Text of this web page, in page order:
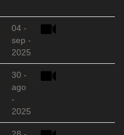
04 -
sep -
2025
30 -
ago
-
2025